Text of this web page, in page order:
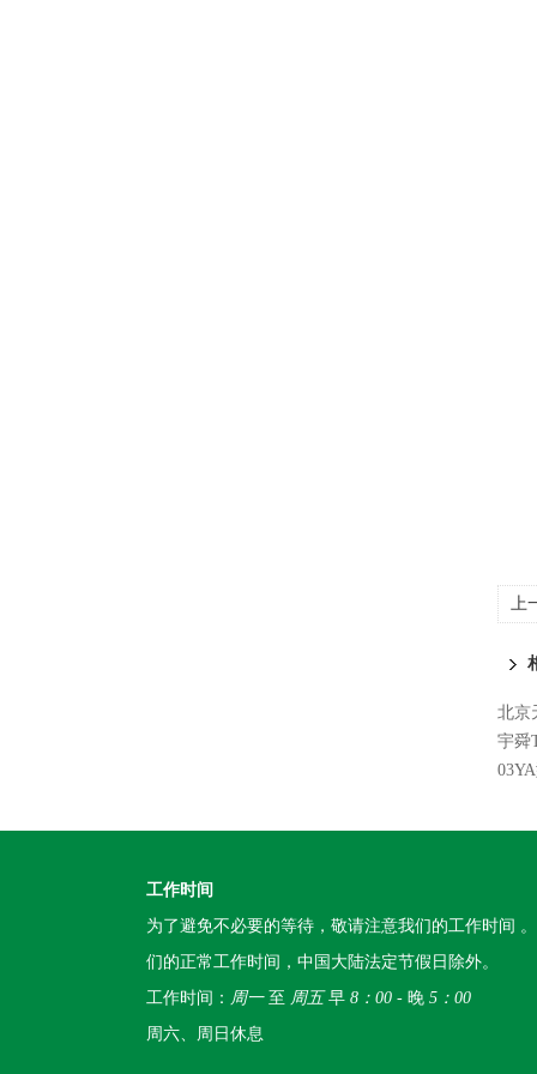
上
北京
宇舜
工作时间
为了避免不必要的等待，敬请注意我们的工作时间
们的正常工作时间，中国大陆法定节假日除外。
工作时间： 周一至 周五早 8：00 - 晚 5：00
周六、周日休息